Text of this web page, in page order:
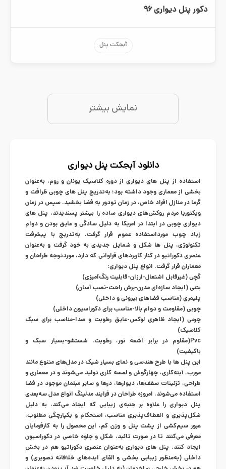
دکور پنل دیواری ۹۶
آبجکت پنل
نمایش بیشتر
دانلود آبجکت پنل دیواری
استفاده از پنل های دیواری از دوره کلاسیک یونان و روم، به‌عنوان
بخشی از معماری وجود داشته بود؛ به‌تدریج پنل های چوبی ظرافت و
گرما در منازل افراد خاص، در زمان تودور به فضا بخشید. سپس در زمان
ویکتوریا مردم روکش‌های دیواری ساده را بیشتر پسندیدند، پنل های
دیواری چوبی در ابتدا در امریکا به دلیل سادگی و عایق بودن و دوام
زیاد چوب مورداستفاده عموم قرار گرفت. به‌تدریج با پیشرفت
تکنولوژی، پنل ها شکل و شمایل جدیدی به خود گرفت و به‌عنوان
عنصری دکوراتیو در کنار کاربردهای فراوانی که دارد، موردتوجه طراحان و
معماران قرار گرفت. انواع پنل دیواری:
گچی (غیرقابل اشتعال-ارزان-قابلیت رنگ‌آمیزی)
بتنی (ایجاد سازه‌ای مدرن-برش راحت-نصب آسان)
پلیمری (مناسب فضاهای بیرونی و داخلی)
چوبی (مقاومت و دوام بالا-مناسب برای دکوراسیون داخلی)
چرمی (ایجاد ظاهری لوکس-عایق رطوبت و صدا-مناسب برای سبک
کلاسیک)
Pvc(مقاوم در برابر اشعه نور، رطوبت، شستشو-بسیار سبک و
باکیفیت)
این پنل ها با طرح هندسی و نمای بسیار شیک در مدل‌های متنوع مانند
مورب، آینه‌کاری، چهارگوش و لمسه کاری تولید می‌شوند و در معماری و
طراحی، تزئینات سقف‌ها، دیوارها، درها و سایر مبلمان موجود در فضا
استفاده می‌شوند. امروزه طراحان در فرایند مدلینگ انواع مدل سه‌بعدی
پنل دیواری را علاوه بر جنبه‌ی زیبایی که ایجاد می‌کند، به دلیل
شکل‌پذیری و انعطاف‌پذیری مناسب، استحکام و یکپارچگی مطلوب،
عبور سیم‌کشی از پشت پنل و وزن کم، این محصول را به کارفرمایان
معرفی می‌کنند تا در صورت تائید، شکل و جلوه خاصی در دکوراسیون
ایجاد کنند. پنل های دیواری به‌عنوان عنصری دکوراتیو هم در بخش
داخلی (به‌منظور زیبایی بخشی و القای ایده‌های خلاقانه تصویری) و